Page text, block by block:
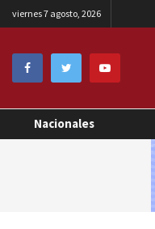
viernes 7 agosto, 2026
Nacionales